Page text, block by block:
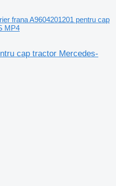
frana A9604201201 pentru cap
MP4
cap tractor Mercedes-